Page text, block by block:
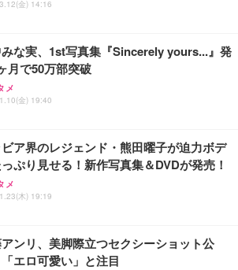
金) 14:16
な実、1st写真集『Sincerely yours...』発
月で50万部突破
メ
金) 19:40
ア界のレジェンド・熊田曜子が迫力ボデ
ぷり見せる！新作写真集＆DVDが発売！
メ
木) 19:19
ンリ、美脚際立つセクシーショット公
エロ可愛い」と注目